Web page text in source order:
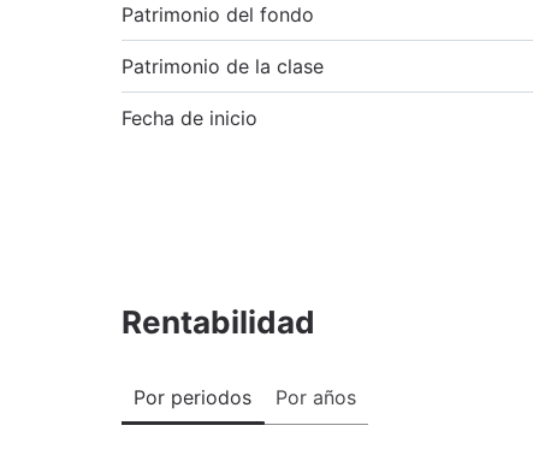
Patrimonio del fondo
Patrimonio de la clase
Fecha de inicio
Rentabilidad
Por periodos Por años